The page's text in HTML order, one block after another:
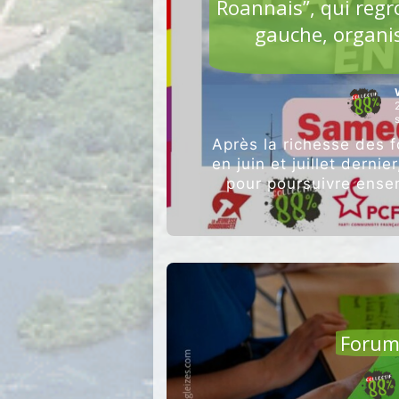
Roannais”, qui
gauche,
Après la richesse des
en juin et juillet
pour poursuivre
des